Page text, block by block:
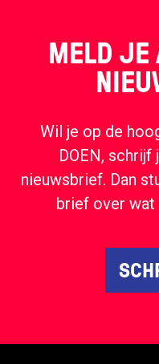
MELD JE
Wil je op de
DOEN, schrijf
nieuwsbrief. Dan
brief over wat